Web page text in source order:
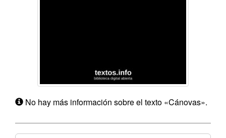
No hay más información sobre el texto «Cánovas».